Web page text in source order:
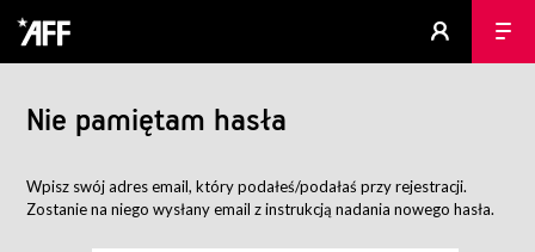
Nie pamiętam hasła
Wpisz swój adres email, który podałeś/podałaś przy rejestracji.
Zostanie na niego wysłany email z instrukcją nadania nowego hasła.